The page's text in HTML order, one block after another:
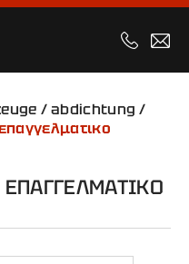
/abdichtung /
ΕΠΑΓΓΕΛΜΑΤΙΚΟ